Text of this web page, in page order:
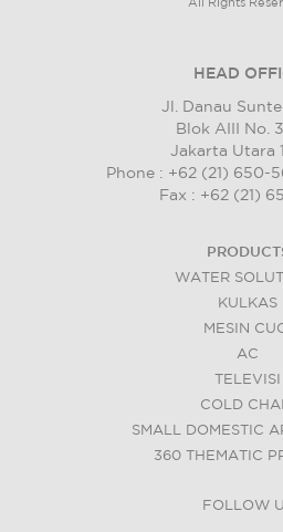
All Rights
HEAD
Jl. Danau
Blok AIII No.
Jakarta Utara
Phone : +62 (21) 650-
Fax : +62 (21)
WATER
KULKAS
MESIN
AC
TELEVISI
COLD
SMALL DOMESTIC
360 THEMATIC
FOLLOW